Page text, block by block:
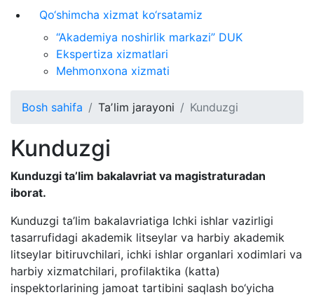
Qo‘shimcha xizmat ko‘rsatamiz
“Akademiya noshirlik markazi” DUK
Ekspertiza xizmatlari
Mehmonxona xizmati
Bosh sahifa Taʼlim jarayoni Kunduzgi
Kunduzgi
Kunduzgi ta’lim bakalavriat va magistraturadan
iborat.
Kunduzgi ta’lim bakalavriatiga Ichki ishlar vazirligi
tasarrufidagi akademik litseylar va harbiy akademik
litseylar bitiruvchilari, ichki ishlar organlari xodimlari va
harbiy xizmatchilari, profilaktika (katta)
inspektorlarining jamoat tartibini saqlash bo‘yicha